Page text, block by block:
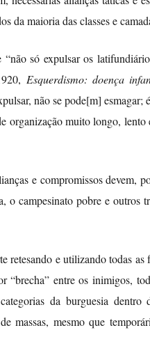
da maioria das classes e
“não só expulsar os
Esquerdismo: doença
não se pode[m]
organização muito longo,
e compromissos devem,
o campesinato pobre e outros
retesando e utilizando todas
“brecha” entre os inimigos,
da burguesia
massas, mesmo que